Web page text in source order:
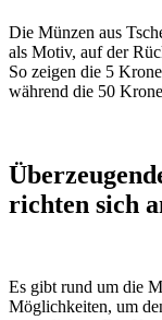
Die Münzen aus
als Motiv, auf der
So zeigen die 5
während die 50
richten sich
Es gibt rund um die
Möglichkeiten, um